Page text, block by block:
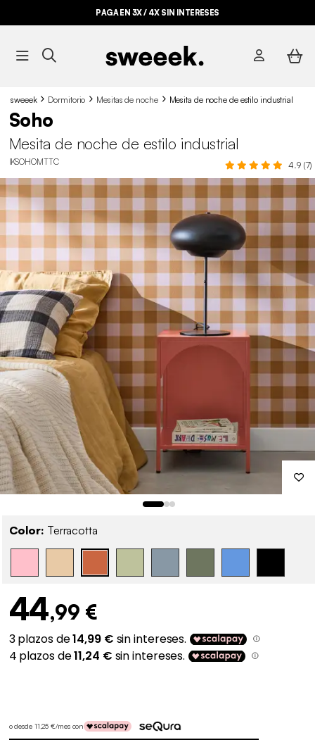
PAGA EN 3X / 4X SIN INTERESES
sweeek Dormitorio Mesitas de noche Mesita de noche de estilo industrial
Soho
Mesita de noche de estilo industrial
IKSOHOMTTC 4.9 (7)
Color: Terracotta
44,99 €
o desde 11,25 €/mes con